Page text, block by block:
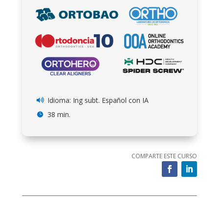
 Idioma: Ing subt. Español con IA
 38 min.
COMPARTE ESTE CURSO